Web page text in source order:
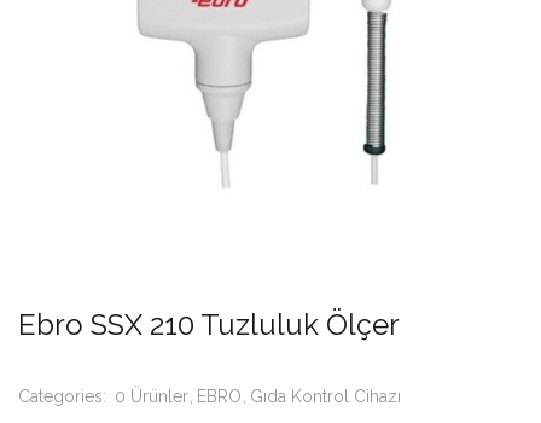
Ebro SSX 210 Tuzluluk Ölçer
Categories: 0 Ürünler EBRO Gıda Kontrol Cihazı